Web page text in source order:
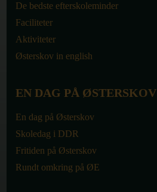
De bedste efterskoleminder
Faciliteter
Aktiviteter
Østerskov in english
EN DAG PÅ ØSTERSKOV
En dag på Østerskov
Skoledag i DDR
Fritiden på Østerskov
Rundt omkring på ØE